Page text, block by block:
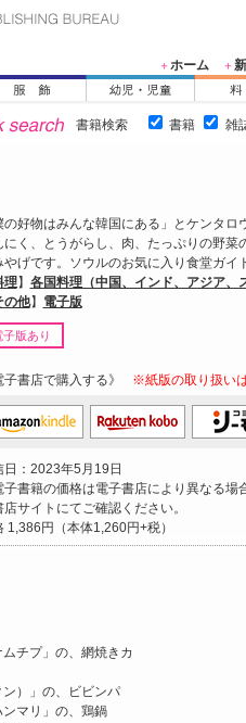
＋ホーム ＋
書籍検索 書籍 雑
の好物はみんな韓国にある」とケンタ
にく、とうがらし、肉、たっぷりの野菜
やげです。ソウルのお気に入り食堂ガイ
理】 各国料理（中国、インド、アジア、
の他】 電子版
子版あり
子書店で購入する》 ※紙版の取り扱い
日：2023年5月19日
書籍の価格は電子書店により異なる場
店サイトにてご確認ください。
1,386円（本体1,260円+税）
チプ」の、網焼きカ
）」の、ビビンパ
マリ」の、鶏鍋